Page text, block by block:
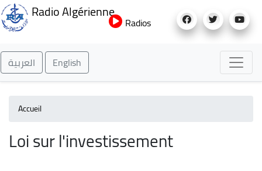
au
Radio Algérienne
Radios
العربية English
Accueil
Loi sur l'investissement